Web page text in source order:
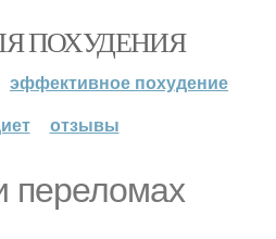
ПОХУДЕНИЯ
эффективное похудение
отзывы
переломах